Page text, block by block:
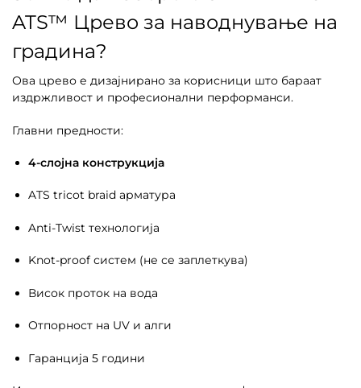
ATS™ Црево за наводнување на
градина?
Ова црево е дизајнирано за корисници што бараат
издржливост и професионални перформанси.
Главни предности:
4-слојна конструкција
ATS tricot braid арматура
Anti-Twist технологија
Knot-proof систем (не се заплеткува)
Висок проток на вода
Отпорност на UV и алги
Гаранција 5 години